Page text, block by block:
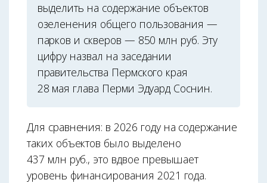
выделить на содержание объектов
озеленения общего пользования —
парков и скверов — 850 млн руб. Эту
цифру назвал на заседании
правительства Пермского края
28 мая глава Перми Эдуард Соснин.
Для сравнения: в 2026 году на содержание
таких объектов было выделено
437 млн руб., это вдвое превышает
уровень финансирования 2021 года.